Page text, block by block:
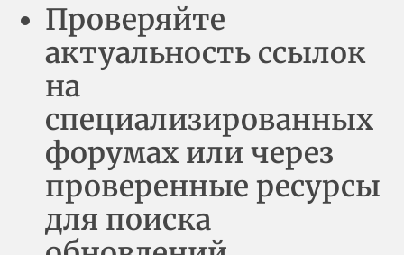
Проверяйте
актуальность ссылок
на
специализированных
форумах или через
проверенные ресурсы
для поиска